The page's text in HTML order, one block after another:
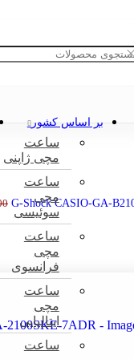
بر اساس کشور
ساعت
مچی ژاپنی
ساعت
مچی
سوئیسی
ساعت
مچی
فرانسوی
ساعت
مچی
ایتالیایی
ساعت